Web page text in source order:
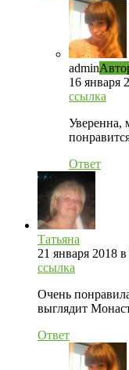
admin
16 января
ссылка
Уверенна,
Ответ
Татьяна
21 января 2018
ссылка
Очень
выглядит
Ответ